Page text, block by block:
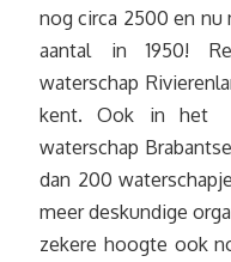
nog circa 2500 en nu
aantal in 1950!
waterschap
kent. Ook in het
waterschap
dan 200
meer deskundige
zekere hoogte ook